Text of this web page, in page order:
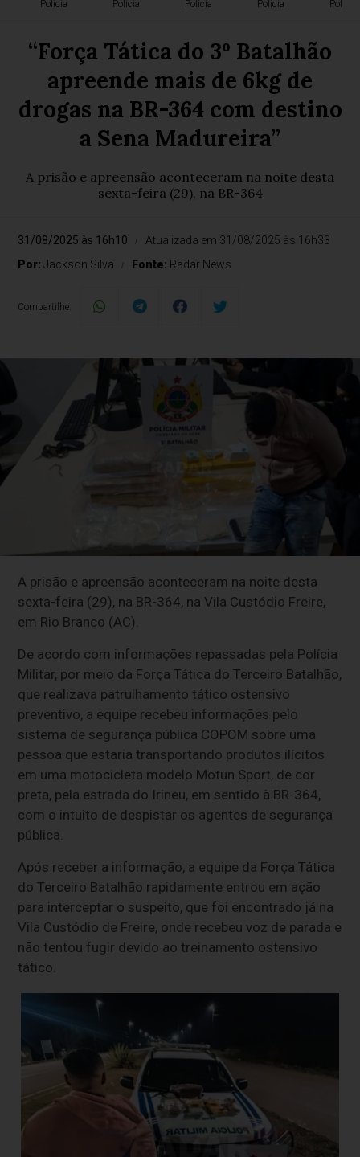
Polícia Polícia Polícia Polícia Polícia
“Força Tática do 3º Batalhão
apreende mais de 6kg de
drogas na BR-364 com destino
a Sena Madureira”
A prisão e apreensão aconteceram na noite desta
sexta-feira (29), na BR-364
31/08/2025 às 16h10
Atualizada em 31/08/2025 às 16h33
Por:Jackson Silva Fonte: Radar News
Compartilhe:
A prisão e apreensão aconteceram na noite desta
sexta-feira (29), na BR-364, na Vila Custódio Freire,
em Rio Branco (AC).
De acordo com informações repassadas pela Polícia
Militar, por meio da Força Tática do Terceiro Batalhão,
que realizava patrulhamento tático ostensivo
preventivo, a equipe recebeu informações pelo
sistema de segurança pública COPOM sobre uma
pessoa que estaria transportando produtos ilícitos
em uma motocicleta modelo Motun Sport, de cor
preta, pela estrada do Irineu, em sentido à BR-364,
com o intuito de despistar os agentes de segurança
pública.
Após receber a informação, a equipe da Força Tática
do Terceiro Batalhão rapidamente entrou em ação
para interceptar o suspeito, que foi encontrado já na
Vila Custódio de Freire, onde recebeu voz de parada e
não tentou fugir devido ao treinamento ostensivo
tático.